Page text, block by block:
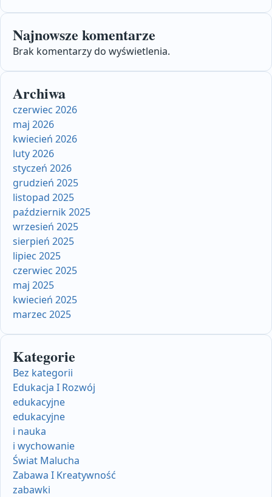
Najnowsze komentarze
Brak komentarzy do wyświetlenia.
Archiwa
czerwiec 2026
maj 2026
kwiecień 2026
luty 2026
styczeń 2026
grudzień 2025
listopad 2025
październik 2025
wrzesień 2025
sierpień 2025
lipiec 2025
czerwiec 2025
maj 2025
kwiecień 2025
marzec 2025
Kategorie
Bez kategorii
Edukacja I Rozwój
edukacyjne
edukacyjne
i nauka
i wychowanie
Świat Malucha
Zabawa I Kreatywność
zabawki